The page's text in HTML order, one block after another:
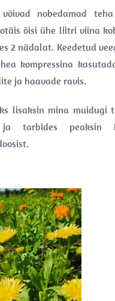
võivad nobedamad
õisi ühe liitri viina
2 nädalat. Keedetud
kompressina
ja haavade ravis.
lisaksin mina
tarbides peaksin